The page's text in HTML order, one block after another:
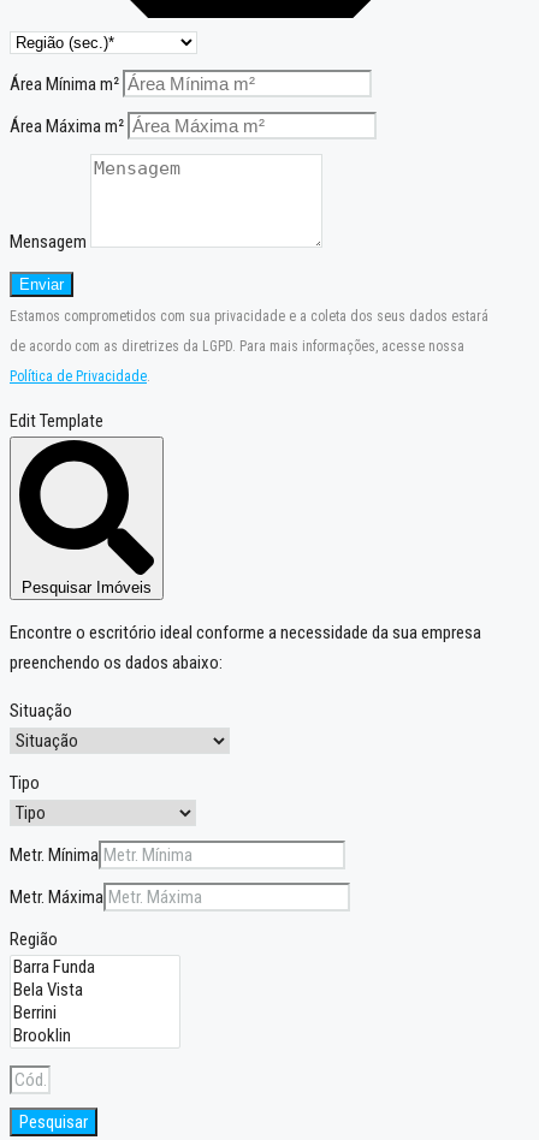
Área Mínima m²
Área Máxima m²
Mensagem
Enviar
Estamos comprometidos com sua privacidade e a coleta dos seus dados estará
de acordo com as diretrizes da LGPD. Para mais informações, acesse nossa
Política de Privacidade.
Edit Template
Pesquisar Imóveis
Encontre o escritório ideal conforme a necessidade da sua empresa
preenchendo os dados abaixo:
Situação
Tipo
Metr. Mínima
Metr. Máxima
Região
Pesquisar